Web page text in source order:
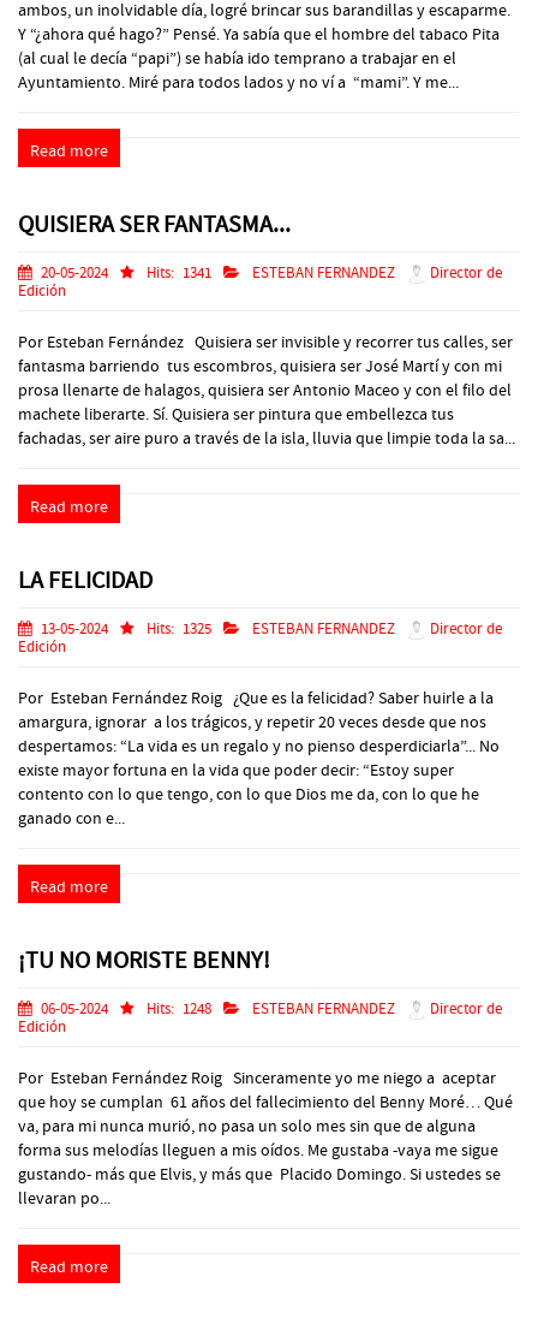
ambos, un inolvidable día, logré brincar sus barandillas y escaparme.
Y “¿ahora qué hago?” Pensé. Ya sabía que el hombre del tabaco Pita
(al cual le decía “papi”) se había ido temprano a trabajar en el
Ayuntamiento. Miré para todos lados y no ví a “mami”. Y me...
Read more
QUISIERA SER FANTASMA...
20-05-2024 Hits: 1341 ESTEBAN FERNANDEZ
Director de
Edición
Por Esteban Fernández Quisiera ser invisible y recorrer tus calles, ser
fantasma barriendo tus escombros, quisiera ser José Martí y con mi
prosa llenarte de halagos, quisiera ser Antonio Maceo y con el filo del
machete liberarte. Sí. Quisiera ser pintura que embellezca tus
fachadas, ser aire puro a través de la isla, lluvia que limpie toda la sa...
Read more
LA FELICIDAD
13-05-2024 Hits: 1325 ESTEBAN FERNANDEZ
Director de
Edición
Por Esteban Fernández Roig ¿Que es la felicidad? Saber huirle a la
amargura, ignorar a los trágicos, y repetir 20 veces desde que nos
despertamos: “La vida es un regalo y no pienso desperdiciarla”... No
existe mayor fortuna en la vida que poder decir: “Estoy super
contento con lo que tengo, con lo que Dios me da, con lo que he
ganado con e...
Read more
¡TU NO MORISTE BENNY!
06-05-2024 Hits: 1248 ESTEBAN FERNANDEZ
Director de
Edición
Por Esteban Fernández Roig Sinceramente yo me niego a aceptar
que hoy se cumplan 61 años del fallecimiento del Benny Moré… Qué
va, para mi nunca murió, no pasa un solo mes sin que de alguna
forma sus melodías lleguen a mis oídos. Me gustaba -vaya me sigue
gustando- más que Elvis, y más que Placido Domingo. Si ustedes se
llevaran po...
Read more